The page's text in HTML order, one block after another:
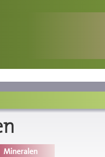
Mineralen